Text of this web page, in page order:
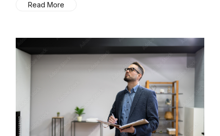
Read More